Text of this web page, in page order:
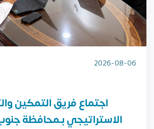
2026-08-06
اجتماع فريق التمكين
الاستراتيجي بـمحافظة